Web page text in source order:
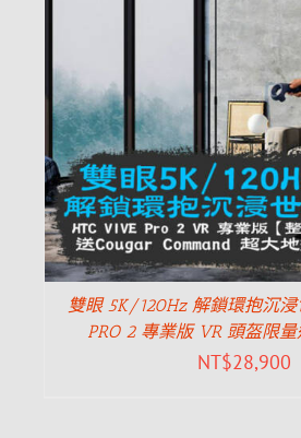
雙眼 5K/120Hz 解鎖環抱沉浸
PRO 2 專業版 VR 頭盔限
NT$28,900